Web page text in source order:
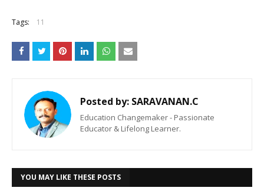
Tags: 11
Posted by: SARAVANAN.C
Education Changemaker - Passionate
Educator & Lifelong Learner.
YOU MAY LIKE THESE POSTS